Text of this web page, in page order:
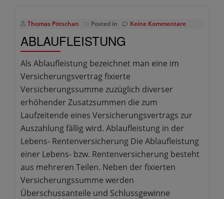
Thomas Pötschan Posted in Keine Kommentare
ABLAUFLEISTUNG
Als Ablaufleistung bezeichnet man eine im
Versicherungsvertrag fixierte
Versicherungssumme zuzüglich diverser
erhöhender Zusatzsummen die zum
Laufzeitende eines Versicherungsvertrags zur
Auszahlung fällig wird. Ablaufleistung in der
Lebens- Rentenversicherung Die Ablaufleistung
einer Lebens- bzw. Rentenversicherung besteht
aus mehreren Teilen. Neben der fixierten
Versicherungssumme werden
Überschussanteile und Schlussgewinne